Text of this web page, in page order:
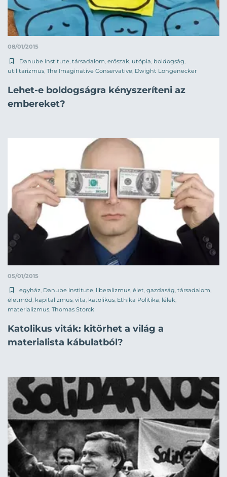
08/01/2015
Danube Institute társadalom erőszak utópia boldogság
utilitarizmus The Imaginative Conservative Dwight Longenecker
Lehet-e boldogságra kényszeríteni az
embereket?
05/01/2015
egyház Danube Institute liberalizmus élet gazdaság társadalom
életmód kapitalizmus vita katolikus Ethika Politika lélek
materializmus Thomas Storck
Katolikus viták: kitörhet a világ a
materialista kábulatból?